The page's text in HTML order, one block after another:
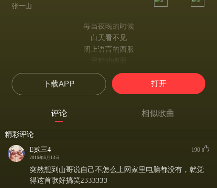
张一山
每当夜晚的时候
白天看不见
闭上语言的西服
里程的假面
随着轻快的键盘
走进网络的宫殿
就在屏幕后去寻找舞会的搭档
我们也许看不见 面具后的脸
大家一起来 把电脑打开
一同进入网络的时代
下载APP 打开
评论 相似歌曲
精彩评论
E贰三4
2016年6月13日
190
突然想到山哥说自己不怎么上网家里电脑都没有，就觉
得这首歌好搞笑2333333